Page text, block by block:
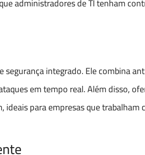
administradores de TI tenham
segurança integrado. Ele combina
em tempo real. Além disso,
ideais para empresas que trabalham